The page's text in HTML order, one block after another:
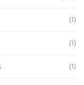
(1)
(1)
(1)